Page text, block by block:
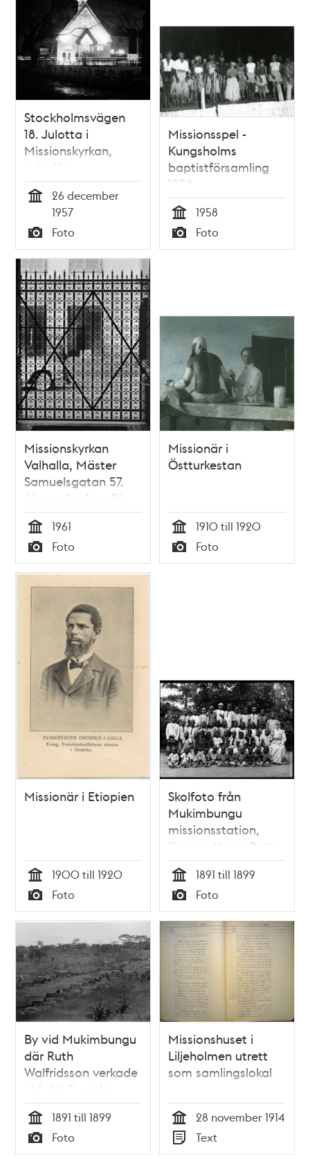
Stockholmsvägen
18. Julotta i
Missionskyrkan,
exteriör
26 december
1957
Typ
Foto
Missionsspel -
Kungsholms
baptistförsamling
1958
Tid
1958
Typ
Foto
Missionskyrkan
Valhalla, Mäster
Samuelsgatan 57.
Järngaller framför
entrén
Tid
1961
Typ
Foto
Missionär i
Östturkestan
Tid
1910 till 1920
Typ
Foto
Missionär i Etiopien
Tid
1900 till 1920
Typ
Foto
Skolfoto från
Mukimbungu
missionsstation,
Kongo, lärare Ruth
Walfridsson och
elever
Tid
1891 till 1899
Typ
Foto
By vid Mukimbungu
där Ruth
Walfridsson verkade
vid det Svenska
missionsförbundets
första
missionsstation i
Nedre Kongo.
Tid
1891 till 1899
Typ
Foto
Missionshuset i
Liljeholmen utrett
som samlingslokal
Tid
28 november 1914
Typ
Text